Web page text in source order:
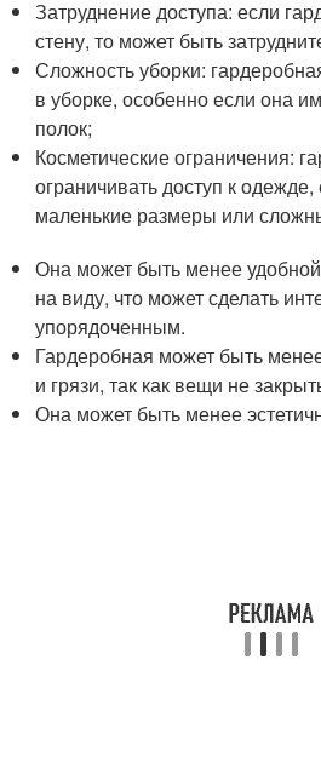
Затруднение доступа: если
стену, то может быть
Сложность уборки:
в уборке, особенно если она
полок;
Косметические ограничения:
ограничивать доступ к
маленькие размеры или
Она может быть менее
на виду, что может сделать
упорядоченным.
Гардеробная может быть
и грязи, так как вещи не
Она может быть менее